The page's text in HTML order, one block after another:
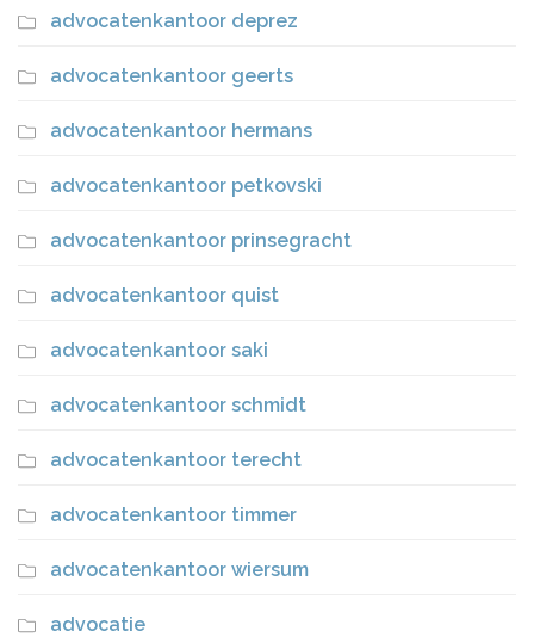
advocatenkantoor deprez
advocatenkantoor geerts
advocatenkantoor hermans
advocatenkantoor petkovski
advocatenkantoor prinsegracht
advocatenkantoor quist
advocatenkantoor saki
advocatenkantoor schmidt
advocatenkantoor terecht
advocatenkantoor timmer
advocatenkantoor wiersum
advocatie